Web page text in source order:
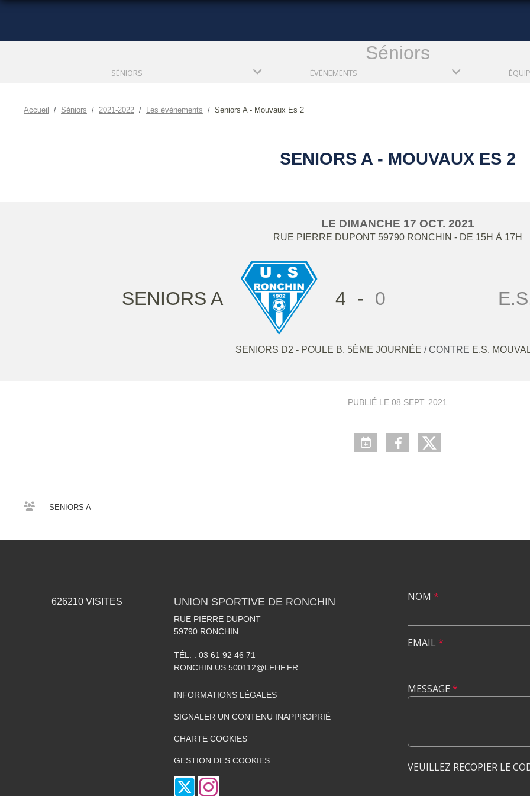
Séniors
SÉNIORS ÉVÈNEMENTS
Accueil Séniors 2021-2022 Les évènements Seniors A - Mouvaux Es 2
SENIORS A - MOUVAUX ES 2
LE DIMANCHE 17 OCT. 2021
RUE PIERRE DUPONT 59790 RONCHIN - DE 15H À 17H
SENIORS A 4 - 0
SENIORS D2 - POULE B, 5ÈME JOURNÉE / CONTRE E.S.
PUBLIÉ LE 08 SEPT. 2021
SENIORS A
626210 VISITES UNION SPORTIVE DE RONCHIN
RUE PIERRE DUPONT
59790 RONCHIN
TÉL. : 03 61 92 46 71
RONCHIN.US.500112@LFHF.FR
INFORMATIONS LÉGALES
SIGNALER UN CONTENU INAPPROPRIÉ
CHARTE COOKIES
GESTION DES COOKIES
NOM *
EMAIL*
MESSAGE *
VEUILLEZ RECOPIER LE